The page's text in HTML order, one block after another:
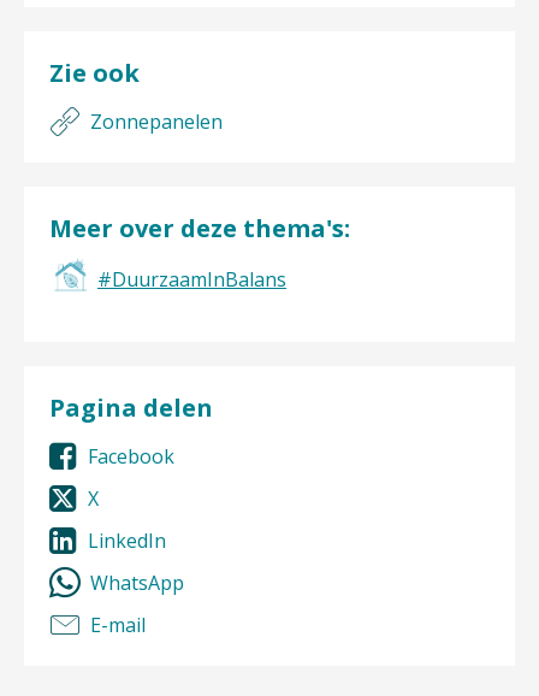
Zie ook
Zonnepanelen
Meer over deze thema's:
#DuurzaamInBalans
Pagina delen
Facebook
X
LinkedIn
WhatsApp
E-mail